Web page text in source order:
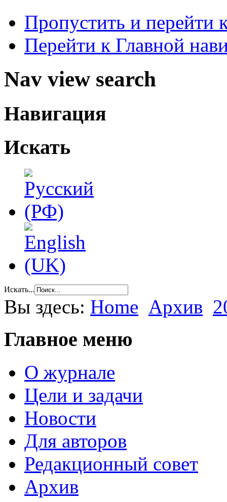
Пропустить и перейти
Перейти к Главной
Nav view search
Навигация
Искать
Искать...
Вы здесь: Home Архив
Главное меню
О журнале
Цели и задачи
Новости
Для авторов
Редакционный совет
Архив